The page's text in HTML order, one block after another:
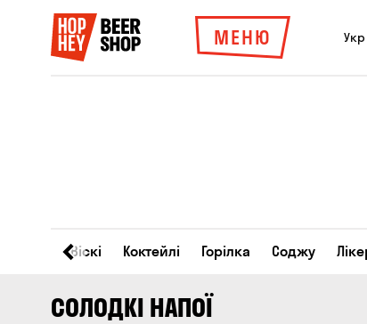
МЕНЮ Укр
Віскі Коктейлі Горілка Соджу
СОЛОДКІ НАПОЇ